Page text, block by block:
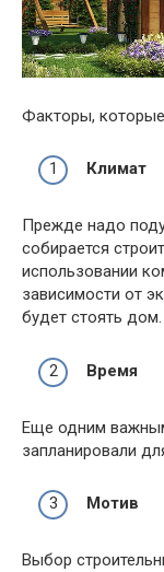
Факторы, которые
Климат
Прежде надо
собирается
использовании
зависимости от
будет стоять дом.
Время
Еще одним
запланировали
Мотив
Выбор